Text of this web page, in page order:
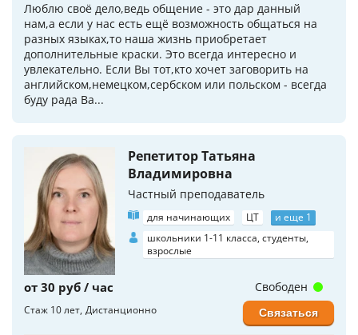
Люблю своё дело,ведь общение - это дар данный
нам,а если у нас есть ещё возможность общаться на
разных языках,то наша жизнь приобретает
дополнительные краски. Это всегда интересно и
увлекательно. Если Вы тот,кто хочет заговорить на
английском,немецком,сербском или польском - всегда
буду рада Ва...
Репетитор Татьяна
Владимировна
Частный преподаватель
для начинающих ЦТ
и еще 1
школьники 1-11 класса, студенты,
взрослые
от 30 руб / час
Стаж 10 лет Дистанционно
Свободен
Связаться